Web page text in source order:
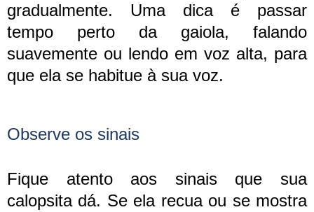
gradualmente. Uma dica é passar
tempo perto da gaiola, falando
suavemente ou lendo em voz alta, para
que ela se habitue à sua voz.
Observe os sinais
Fique atento aos sinais que sua
calopsita dá. Se ela recua ou se mostra